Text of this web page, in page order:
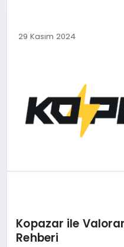
EKONOMI
SAĞLIK
29 Kasım 2024
Kopazar ile
Rehberi